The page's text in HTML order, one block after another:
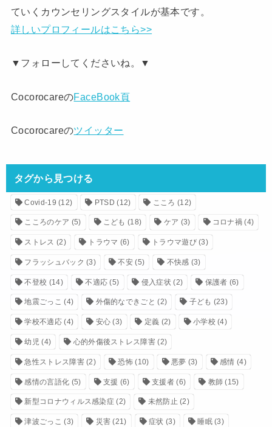
ていくカウンセリングスタイルが基本です。
詳しいプロフィールはこちら>>
▼フォローしてくださいね。▼
CocorocareのFaceBook頁
Cocorocareのツイッター
タグから見つける
Covid-19 (12) PTSD (12) こころ (12)
こころのケア (5) こども (18) ケア (3) コロナ禍 (4)
ストレス (2) トラウマ (6) トラウマ遊び(3)
フラッシュバック (3) 不安 (5) 不快感 (3)
不登校 (14) 不適応 (5) 侵入症状 (2) 保護者 (6)
地震ごっこ (4) 外傷的なできごと (2) 子ども (23)
学校不適応(4) 安心 (3) 定義 (2) 小学校 (4)
幼児 (4) 心的外傷後ストレス障害(2)
急性ストレス障害(2) 恐怖 (10) 悪夢 (3) 感情 (4)
感情の言語化 (5) 支援 (6) 支援者(6) 教師 (15)
新型コロナウィルス感染症 (2) 未然防止 (2)
津波ごっこ (3) 災害 (21) 症状 (3) 睡眠(3)